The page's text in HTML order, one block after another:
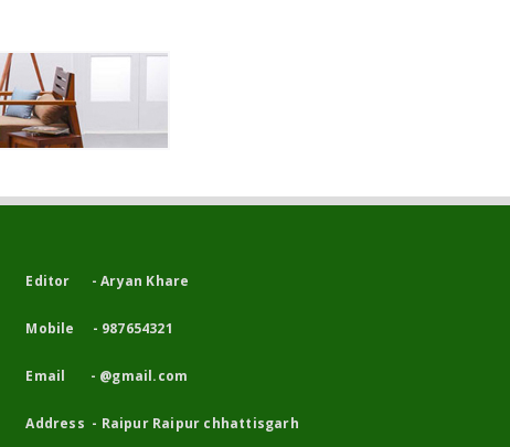
Editor - Aryan Khare
Mobile - 987654321
Email - @gmail.com
Address - Raipur Raipur chhattisgarh